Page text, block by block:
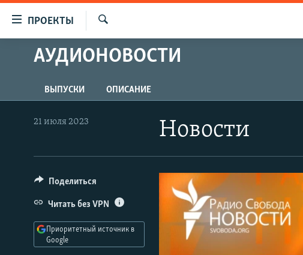
упрощенного
доступа
Вернуться
к
основному
главной
Вернутся
ПРОЕКТЫ
ПРОГРАММЫ
АВТОРСКИЕ ПРОЕКТЫ
ЦИТАТЫ СВОБОДЫ
IDEL.РЕАЛИИ
КАВКАЗ.РЕАЛИИ
СЕВЕР.РЕАЛИИ
СИБИРЬ.РЕАЛИИ
АУДИОНОВОСТИ
ВЫПУСКИ ОПИСАНИЕ
Новости
21 июля 2023
Поделиться
Читать без VPN
Приоритетный источник в
Google